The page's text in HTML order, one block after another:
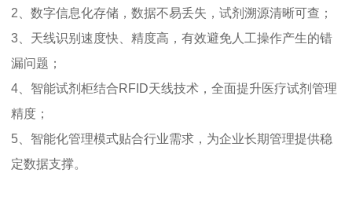
2、数字信息化存储，数据不易丢失，试剂溯源清晰可查；
3、天线识别速度快、精度高，有效避免人工操作产生的错
漏问题；
4、智能试剂柜结合RFID天线技术，全面提升医疗试剂管理
精度；
5、智能化管理模式贴合行业需求，为企业长期管理提供稳
定数据支撑。